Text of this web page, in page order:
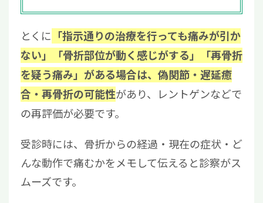
とくに 「指示通りの治療を行っても痛みが引か
ない」「骨折部位が動く感じがする」「再骨折
を疑う痛み」がある場合は、偽関節・遅延癒
合・再骨折の可能性があり、レントゲンなどで
の再評価が必要です。
受診時には、骨折からの経過・現在の症状・ど
んな動作で痛むかをメモして伝えると診察がス
ムーズです。